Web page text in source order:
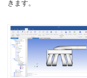
きます。